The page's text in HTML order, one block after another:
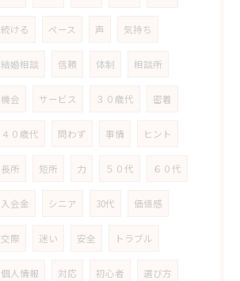
続ける ペース 声 気持ち
結婚相談 信頼 体制 相談所
機会 サービス ３０歳代 密着
４０歳代 問わず 事情 ヒント
長所 短所 力 ５０代 ６０代
入会金 シニア 30代 価値感
交際 迷い 安全 トラブル
個人情報 対応 初心者 選び方